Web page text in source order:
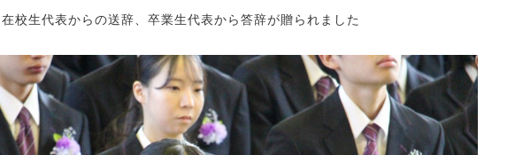
在校生代表からの送辞、卒業生代表から答辞が贈られました